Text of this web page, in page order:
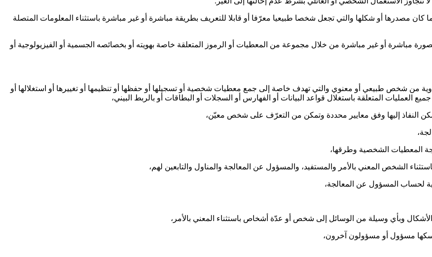
مصدرها أو شكلها والتي تجعل شخصا طبيعيا معرّفا أو قابلا للتعريف بطريقة مباشرة أو غير مباشرة باستثناء المعلومات المتصلة
مباشرة أو غير مباشرة من خلال مجموعة من المعطيات أو الرموز المتعلقة خاصة بهويته أو بخصائصه الجسمية أو الفيزيولوجية أو
من شخص طبيعي أو معنوي والتي تهدف خاصة إلى جمع معطيات شخصية أو تسجيلها أو حفظها أو تنظيمها أو تغييرها أو استغلالها أو
جميع العمليات المتعلقة باستغلال قواعد البيانات أو الفهارس أو السجلات أو البطاقات أو بالربط البيني،
النفاذ إليها وفق معايير محددة وتمكن من التعرّف على شخص معيّن،
المعطيات الشخصية وطرقها،
الشخص المعني بالأمر والمستفيد، والمسؤول عن المعالجة والمناول والتابعين لهم،
لحساب المسؤول عن المعالجة،
وبأي وسيلة من الوسائل إلى شخص أو عدّة أشخاص باستثناء المعني بالأمر،
مسؤول أو مسؤولون آخرون،